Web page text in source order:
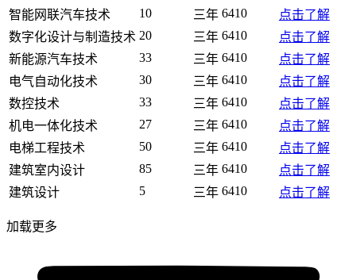
智能网联汽车技术
10 三年 6410
点击了解
数字化设计与制造技术 20 三年 6410
点击了解
新能源汽车技术
33 三年 6410
点击了解
电气自动化技术
30 三年 6410
点击了解
数控技术
33 三年 6410
点击了解
机电一体化技术
27 三年 6410
点击了解
电梯工程技术
50 三年 6410
点击了解
建筑室内设计
85 三年 6410
点击了解
建筑设计
5 三年 6410 点击了解
加载更多